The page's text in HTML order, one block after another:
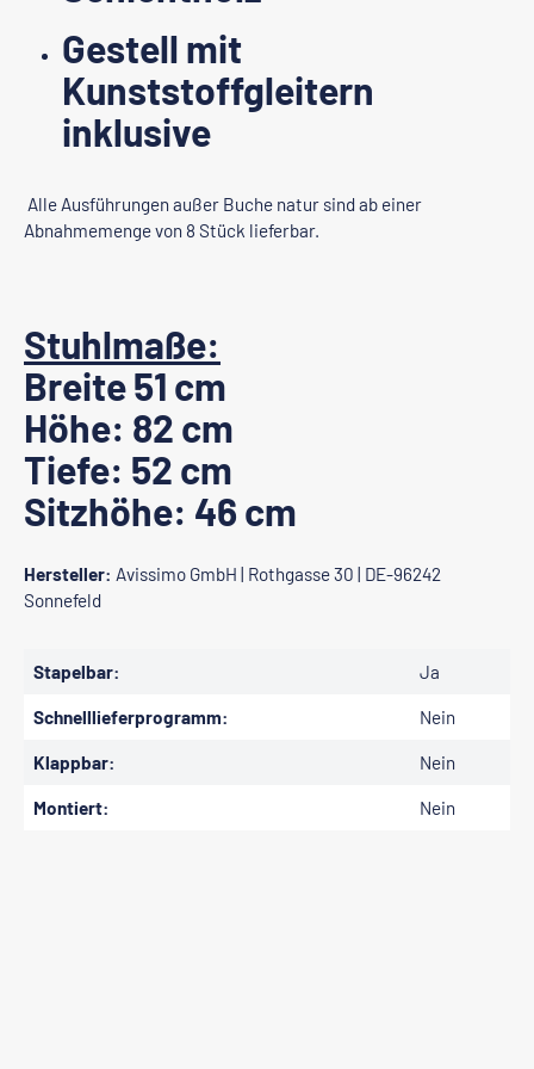
Gestell mit
Kunststoffgleitern
inklusive
Alle Ausführungen außer Buche natur sind ab einer
Abnahmemenge von 8 Stück lieferbar.
Stuhlmaße:
Breite 51 cm
Höhe: 82 cm
Tiefe: 52 cm
Sitzhöhe: 46 cm
Hersteller: Avissimo GmbH | Rothgasse 30 | DE-96242
Sonnefeld
Stapelbar: Ja
Schnelllieferprogramm: Nein
Klappbar: Nein
Montiert: Nein